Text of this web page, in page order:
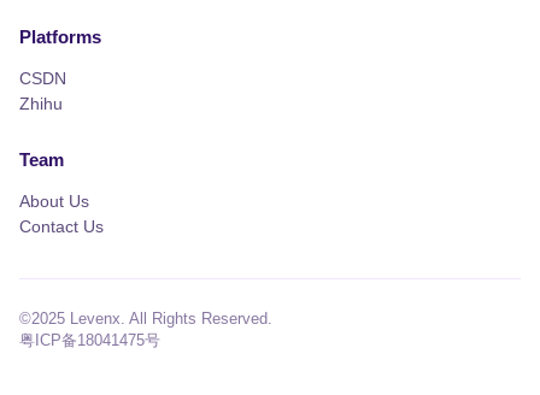
使用异步版本。 **利用 HTTP/2**：Deno 的 `Deno.serve`
支持 HTTP/2（通过 ALPN 协商），多路复用特性可以在
"ok" }), { headers: { "Content-Type": "application/json" },
}); }, alpnProtocols: ["h2", "http/1.1"], }); ``` **响应压缩
**：对响应体进行 gzip 或 brotli 压缩，显著减少传输体
Deno.serve({ port: 8000, handler: async (req) => { const
data = JSON.stringify(await getLargeDataset()); const
Platforms
CSDN
Zhihu
Team
About Us
Contact Us
©2025 Levenx. All Rights Reserved.
粤ICP备18041475号